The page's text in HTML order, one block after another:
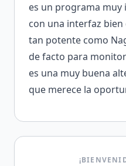
es un programa
con una interfaz bien
tan potente como
de facto para
es una muy buena
que merece la